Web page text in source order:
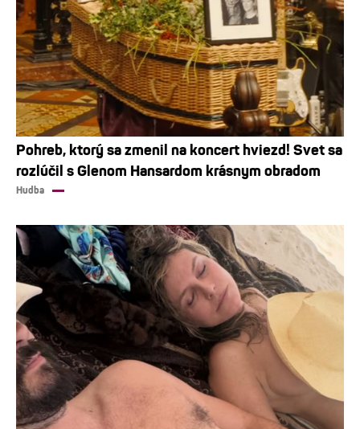
Pohreb, ktorý sa zmenil na koncert hviezd! Svet sa
rozlúčil s Glenom Hansardom krásnym obradom
Hudba